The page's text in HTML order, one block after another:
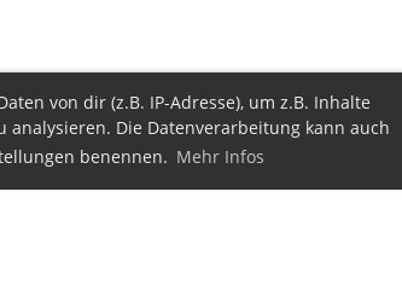
von dir (z.B. IP-Adresse), um z.B. Inhalte
Die Datenverarbeitung kann auch
benennen. Mehr Infos